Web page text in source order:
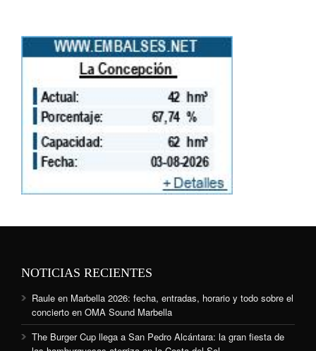
NOTICIAS RECIENTES
Raule en Marbella 2026: fecha, entradas, horario y todo sobre el
concierto en OMA Sound Marbella
The Burger Cup llega a San Pedro Alcántara: la gran fiesta de